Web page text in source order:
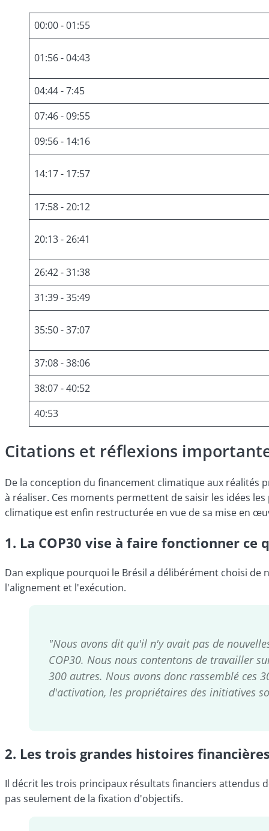
00:00 - 01:55
01:56 - 04:43
04:44 - 7:45
07:46 - 09:55
09:56 - 14:16
14:17 - 17:57
17:58 - 20:12
20:13 - 26:41
26:42 - 31:38
31:39 - 35:49
35:50 - 37:07
37:08 - 38:06
38:07 - 40:52
40:53
Citations et réflexions
De la conception du financement climatique aux réalités
à réaliser. Ces moments permettent de saisir les idées
climatique est enfin restructurée en vue de sa mise en
1. La COP30 vise à faire fonctionner ce
Dan explique pourquoi le Brésil a délibérément choisi
l'alignement et l'exécution.
"Nous avons dit qu'il n'y avait pas de
COP30. Nous nous contentons de travailler
300 autres. Nous avons donc rassemblé ces
d'activation, les propriétaires des initiatives
2. Les trois grandes histoires
Il décrit les trois principaux résultats financiers attendus
pas seulement de la fixation d'objectifs.